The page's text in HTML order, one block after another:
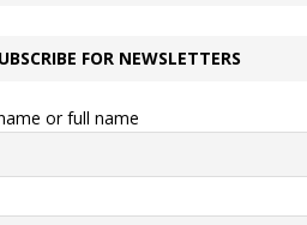
FOR NEWSLETTERS
or full name